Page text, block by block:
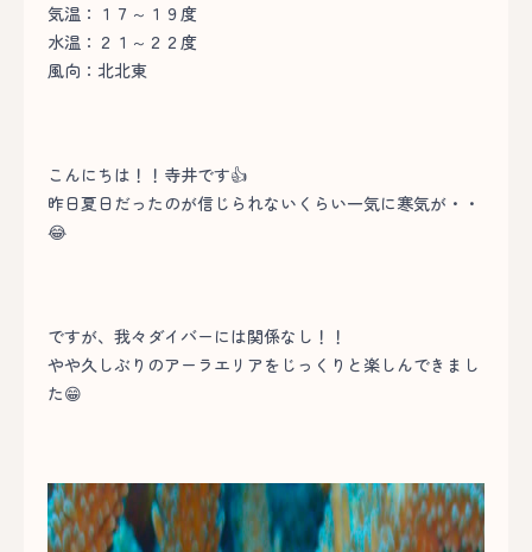
気温：１７～１９度
水温：２１～２２度
風向：北北東
こんにちは！！寺井です👍
昨日夏日だったのが信じられないくらい一気に寒気が・・
😂
ですが、我々ダイバーには関係なし！！
やや久しぶりのアーラエリアをじっくりと楽しんできまし
た😁